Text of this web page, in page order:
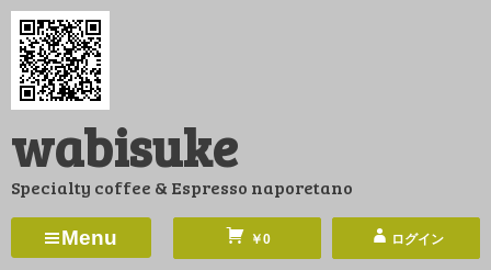
コ
ン
ツ
ス
ッ
wabisuke
Specialty coffee & Espresso naporetano
Menu ￥0 ログイン